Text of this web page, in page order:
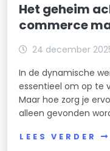
Het geheim
commerce
24 december
In de dynamische
essentieel om op te
Maar hoe zorg je
alleen gevonden
LEES VERDER